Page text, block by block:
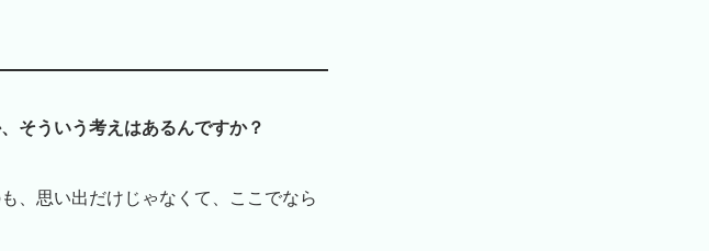
そういう考えはあるんですか？
、思い出だけじゃなくて、ここでなら